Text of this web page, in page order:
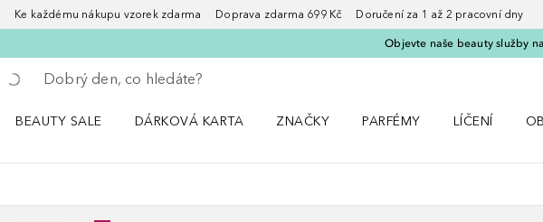
Ke každému nákupu vzorek zdarma Doprava zdarma 699 Kč Doručení za 1 až 2 pracovní dny
Objevte naše beauty služby
Vraťte se
Proveďte vyhledávání
BEAUTY SALE
DÁRKOVÁ KARTA
ZNAČKY
PARFÉMY
LÍČENÍ